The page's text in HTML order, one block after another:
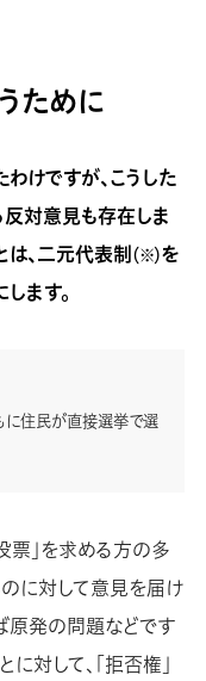
ために
けですが、こうした
対意見も存在しま
は、二元代表制（※）を
ます。
に住民が直接選挙で選
票」を求める方の多
のに対して意見を届け
原発の問題などです
対して、「拒否権」